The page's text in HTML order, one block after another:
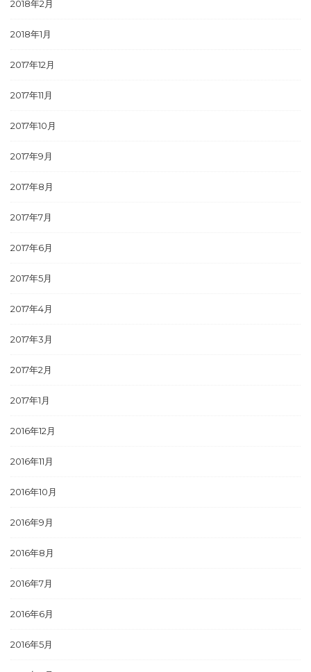
2018年2月
2018年1月
2017年12月
2017年11月
2017年10月
2017年9月
2017年8月
2017年7月
2017年6月
2017年5月
2017年4月
2017年3月
2017年2月
2017年1月
2016年12月
2016年11月
2016年10月
2016年9月
2016年8月
2016年7月
2016年6月
2016年5月